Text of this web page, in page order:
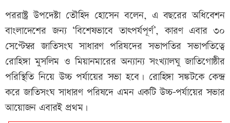
পররাষ্ট্র উপদেষ্টা তৌহিদ হোসেন বলেন, এ বছরের অধিবেশন
বাংলাদেশের জন্য ‘বিশেষভাবে তাৎপর্যপূর্ণ’, কারণ এবার ৩০
সেপ্টেম্বর জাতিসংঘ সাধারণ পরিষদের সভাপতির সভাপতিত্বে
রোহিঙ্গা মুসলিম ও মিয়ানমারের অন্যান্য সংখ্যালঘু জাতিগোষ্ঠীর
পরিস্থিতি নিয়ে উচ্চ পর্যায়ের সভা হবে। রোহিঙ্গা সঙ্কটকে কেন্দ্র
করে জাতিসংঘ সাধারণ পরিষদে এমন একটি উচ্চ-পর্যায়ের সভার
আয়োজন এবারই প্রথম।